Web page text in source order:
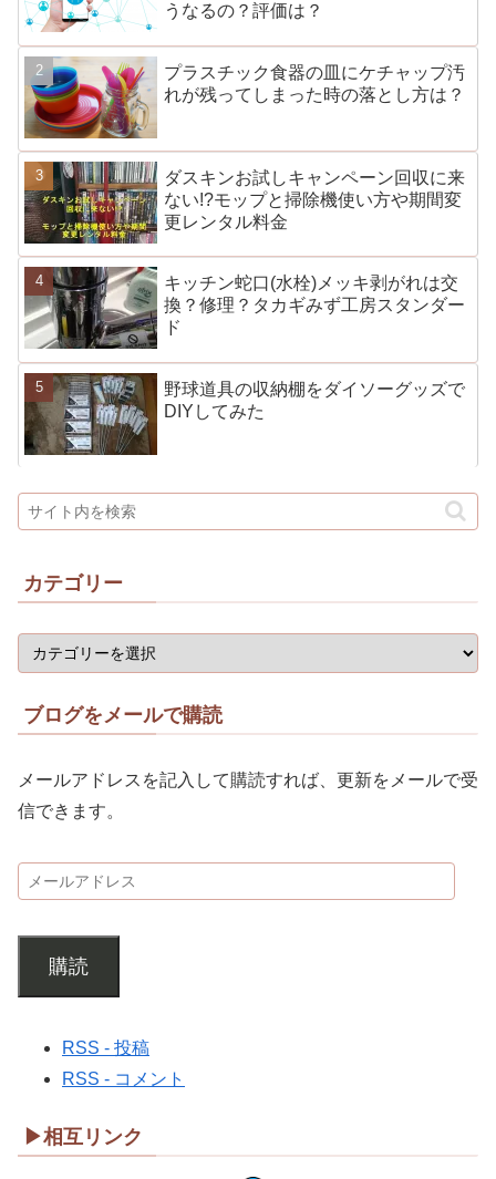
うなるの？評価は？
プラスチック食器の皿にケチャップ汚
れが残ってしまった時の落とし方は？
ダスキンお試しキャンペーン回収に来
ない!?モップと掃除機使い方や期間変
更レンタル料金
キッチン蛇口(水栓)メッキ剥がれは交
換？修理？タカギみず工房スタンダー
ド
野球道具の収納棚をダイソーグッズで
DIYしてみた
カテゴリー
ブログをメールで購読
メールアドレスを記入して購読すれば、更新をメールで受
信できます。
購読
RSS - 投稿
RSS - コメント
▶相互リンク